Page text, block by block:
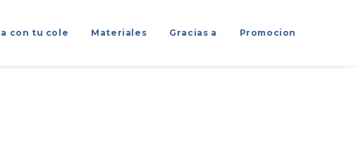
con tu cole Materiales Gracias a Promocion